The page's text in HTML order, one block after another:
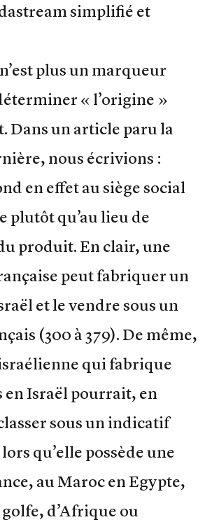
simplifié et
plus un marqueur
« l’origine »
Dans un article paru la
nous écrivions :
en effet au siège social
plutôt qu’au lieu de
produit. En clair, une
peut fabriquer un
et le vendre sous un
(300 à 379). De même,
qui fabrique
en Israël pourrait, en
sous un indicatif
qu’elle possède une
au Maroc en Egypte,
d’Afrique ou